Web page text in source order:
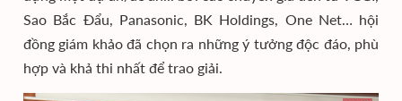
Sao Bắc Đẩu, Panasonic, BK Holdings, One Net… hội
đồng giám khảo đã chọn ra những ý tưởng độc đáo, phù
hợp và khả thi nhất để trao giải.